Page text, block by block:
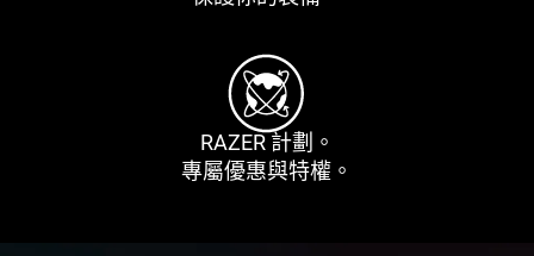
RAZER 計劃 。
專屬優惠與特權 。